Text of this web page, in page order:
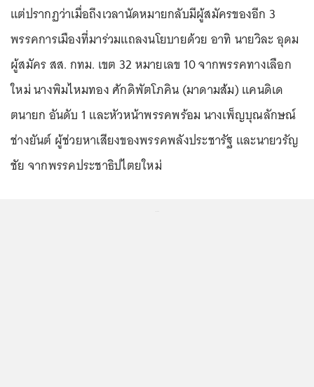
แต่ปรากฏว่าเมื่อถึงเวลานัดหมายกลับมีผู้สมัครของอีก 3
พรรคการเมืองที่มาร่วมแถลงนโยบายด้วย อาทิ นายวิละ อุดม
ผู้สมัคร สส. กทม. เขต 32 หมายเลข 10 จากพรรคทางเลือก
ใหม่ นางพิมไหมทอง ศักดิพัตโภคิน (มาดามส้ม) แคนดิเด
ตนายก อันดับ 1 และหัวหน้าพรรคพร้อม นางเพ็ญบุณลักษณ์
ช่างยันต์ ผู้ช่วยหาเสียงของพรรคพลังประชารัฐ และนายวรัญ
ชัย จากพรรคประชาธิปไตยใหม่